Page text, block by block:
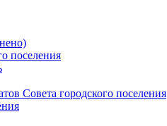
поселения
Совета городского поселения